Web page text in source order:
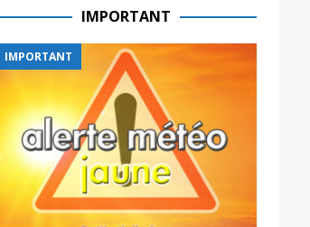
IMPORTANT
IMPORTANT